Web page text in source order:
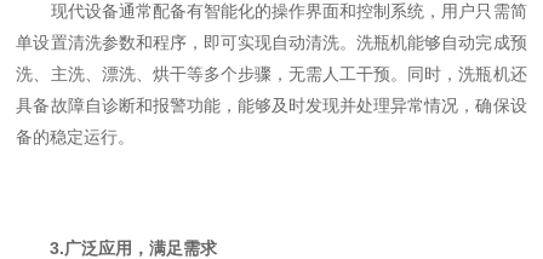
现代设备通常配备有智能化的操作界面和控制系统，用户只需简
单设置清洗参数和程序，即可实现自动清洗。洗瓶机能够自动完成预
洗、主洗、漂洗、烘干等多个步骤，无需人工干预。同时，洗瓶机还
具备故障自诊断和报警功能，能够及时发现并处理异常情况，确保设
备的稳定运行。
3.广泛应用，满足需求